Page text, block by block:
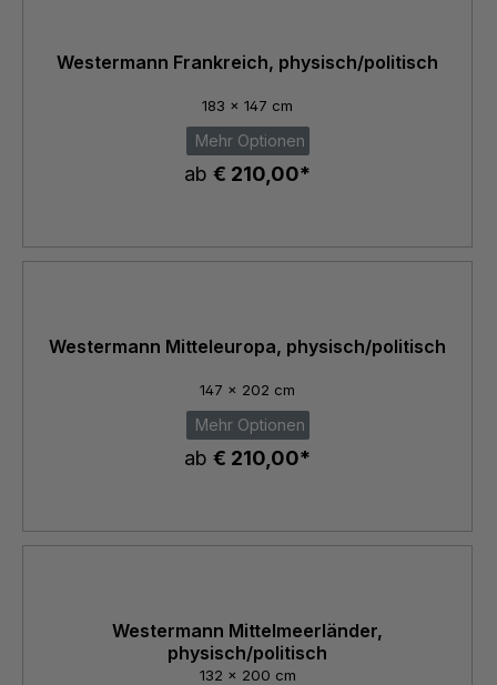
Westermann Frankreich, physisch/politisch
183 x 147 cm
Mehr Optionen
ab € 210,00*
Westermann Mitteleuropa, physisch/politisch
147 x 202 cm
Mehr Optionen
ab € 210,00*
Westermann Mittelmeerländer,
physisch/politisch
132 x 200 cm